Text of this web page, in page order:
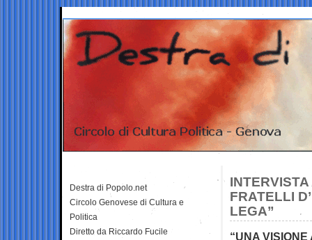
FRATELLI
LEGA”
“UNA
Destra di Popolo.net
Circolo Genovese di Cultura e
Politica
Diretto da Riccardo Fucile